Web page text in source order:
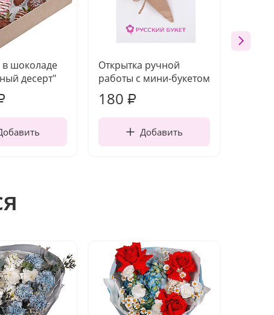
в шоколаде
десерт"
Открытка ручной
работы с мини-букетом
180 ₽
Добавить